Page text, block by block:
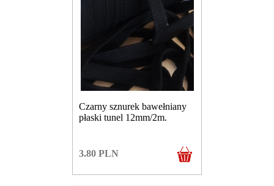
Czarny sznurek bawełniany
płaski tunel 12mm/2m.
3.80 PLN